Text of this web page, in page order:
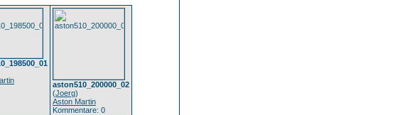
aston510_200000_02
(Joerg)
Aston Martin
Kommentare: 0